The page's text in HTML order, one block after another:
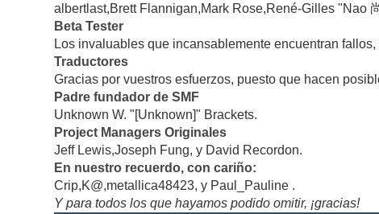
albertlast,Brett Flannigan,Mark Rose,René-Gilles "Nao
Beta Tester
Los invaluables que incansablemente encuentran
Traductores
Gracias por vuestros esfuerzos, puesto que hacen
Padre fundador de SMF
Unknown W. "[Unknown]" Brackets.
Project Managers Originales
Jeff Lewis,Joseph Fung, y David Recordon.
En nuestro recuerdo, con cariño:
Crip,K@,metallica48423, y Paul_Pauline .
Y para todos los que hayamos podido omitir, ¡gracias!